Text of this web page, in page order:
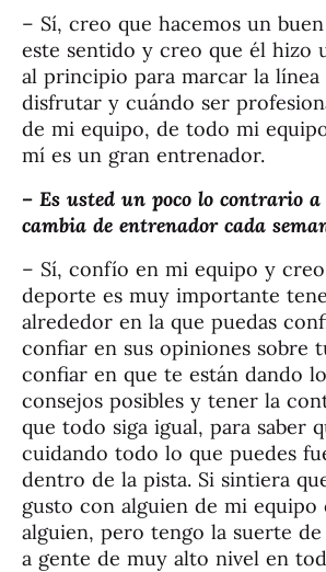
– Sí, creo que hacemos un
este sentido y creo que él hizo
al principio para marcar la línea
disfrutar y cuándo ser
de mi equipo, de todo mi
mí es un gran entrenador.
– Es usted un poco lo contrario a
cambia de entrenador cada
– Sí, confío en mi equipo y
deporte es muy importante
alrededor en la que puedas
confiar en sus opiniones sobre
confiar en que te están dando
consejos posibles y tener la
que todo siga igual, para saber
cuidando todo lo que puedes
dentro de la pista. Si sintiera
gusto con alguien de mi equipo
alguien, pero tengo la suerte
a gente de muy alto nivel en